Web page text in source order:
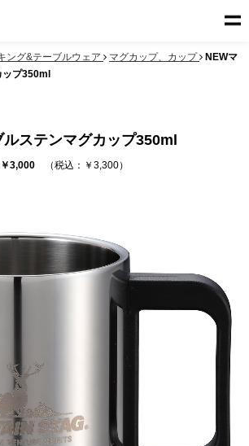
ング&テーブルウェア マグカップ、カップ
NEWマ
プ350ml
ステンマグカップ350ml
￥3,000 （税込：￥3,300）